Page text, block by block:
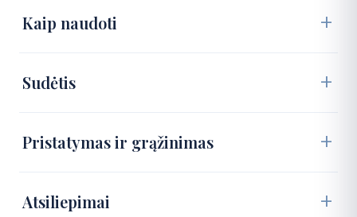
Kaip naudoti
Sudėtis
Pristatymas ir grąžinimas
Atsiliepimai